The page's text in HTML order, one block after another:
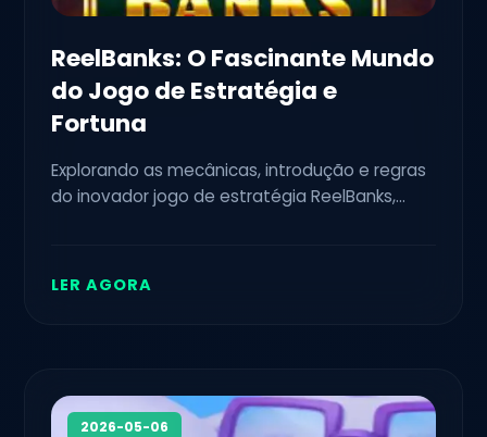
ReelBanks: O Fascinante Mundo
do Jogo de Estratégia e
Fortuna
Explorando as mecânicas, introdução e regras
do inovador jogo de estratégia ReelBanks,
LER AGORA
2026-05-06